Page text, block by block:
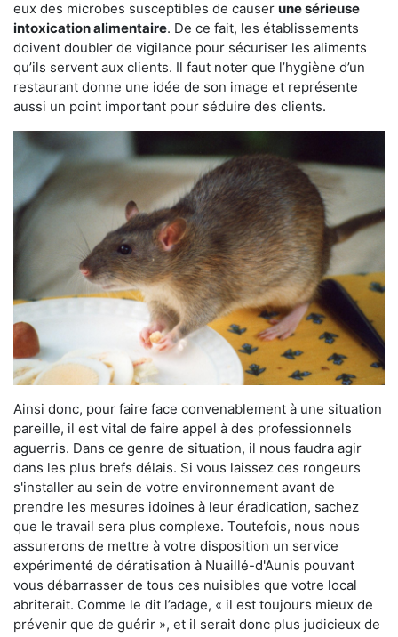
eux des microbes susceptibles de causer une sérieuse
intoxication alimentaire. De ce fait, les établissements
doivent doubler de vigilance pour sécuriser les aliments
qu’ils servent aux clients. Il faut noter que l’hygiène d’un
restaurant donne une idée de son image et représente
aussi un point important pour séduire des clients.
Ainsi donc, pour faire face convenablement à une situation
pareille, il est vital de faire appel à des professionnels
aguerris. Dans ce genre de situation, il nous faudra agir
dans les plus brefs délais. Si vous laissez ces rongeurs
s'installer au sein de votre environnement avant de
prendre les mesures idoines à leur éradication, sachez
que le travail sera plus complexe. Toutefois, nous nous
assurerons de mettre à votre disposition un service
expérimenté de dératisation à Nuaillé-d'Aunis pouvant
vous débarrasser de tous ces nuisibles que votre local
abriterait. Comme le dit l’adage, « il est toujours mieux de
prévenir que de guérir », et il serait donc plus judicieux de